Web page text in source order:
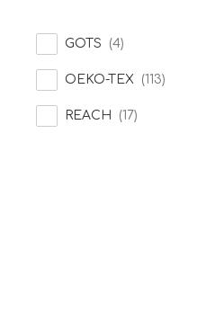
GOTS (4)
OEKO-TEX (113)
REACH (17)